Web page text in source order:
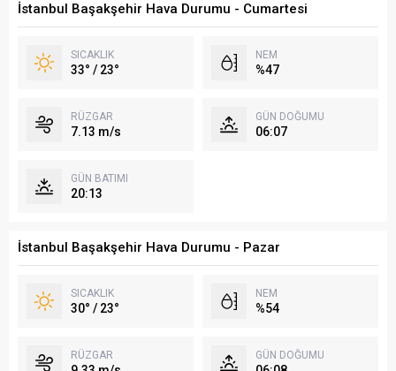
İstanbul Başakşehir Hava Durumu - Cumartesi
SICAKLIK
33° / 23°
NEM
%47
RÜZGAR
7.13 m/s
GÜN DOĞUMU
06:07
GÜN BATIMI
20:13
İstanbul Başakşehir Hava Durumu - Pazar
SICAKLIK
30° / 23°
NEM
%54
RÜZGAR GÜN DOĞUMU